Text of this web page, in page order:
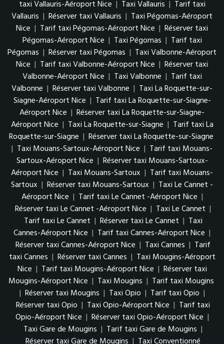
taxi Vallauris-Aéroport Nice | Taxi Vallauris | Tarif taxi
Vallauris | Réserver taxi Vallauris | Taxi Pégomas-Aéroport
Nice | Tarif taxi Pégomas-Aéroport Nice | Réserver taxi
Pégomas-Aéroport Nice | Taxi Pégomas | Tarif taxi
Pégomas | Réserver taxi Pégomas | Taxi Valbonne-Aéroport
Nice | Tarif taxi Valbonne-Aéroport Nice | Réserver taxi
Valbonne-Aéroport Nice | Taxi Valbonne | Tarif taxi
Valbonne | Réserver taxi Valbonne | Taxi La Roquette-sur-
Siagne-Aéroport Nice | Tarif taxi La Roquette-sur-Siagne-
Aéroport Nice | Réserver taxi La Roquette-sur-Siagne-
Aéroport Nice | Taxi La Roquette-sur-Siagne | Tarif taxi La
Roquette-sur-Siagne | Réserver taxi La Roquette-sur-Siagne
| Taxi Mouans-Sartoux-Aéroport Nice | Tarif taxi Mouans-
Sartoux-Aéroport Nice | Réserver taxi Mouans-Sartoux-
Aéroport Nice | Taxi Mouans-Sartoux | Tarif taxi Mouans-
Sartoux | Réserver taxi Mouans-Sartoux | Taxi Le Cannet -
Aéroport Nice | Tarif taxi Le Cannet -Aéroport Nice |
Réserver taxi Le Cannet -Aéroport Nice | Taxi Le Cannet |
Tarif taxi Le Cannet | Réserver taxi Le Cannet | Taxi
Cannes-Aéroport Nice | Tarif taxi Cannes-Aéroport Nice |
Réserver taxi Cannes-Aéroport Nice | Taxi Cannes | Tarif
taxi Cannes | Réserver taxi Cannes | Taxi Mougins-Aéroport
Nice | Tarif taxi Mougins-Aéroport Nice | Réserver taxi
Mougins-Aéroport Nice | Taxi Mougins | Tarif taxi Mougins
| Réserver taxi Mougins | Taxi Opio | Tarif taxi Opio |
Réserver taxi Opio | Taxi Opio-Aéroport Nice | Tarif taxi
Opio-Aéroport Nice | Réserver taxi Opio-Aéroport Nice |
Taxi Gare de Mougins | Tarif taxi Gare de Mougins |